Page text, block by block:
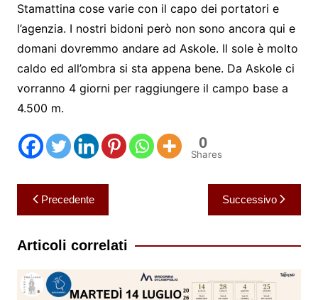
Stamattina cose varie con il capo dei portatori e
l’agenzia. I nostri bidoni però non sono ancora qui e
domani dovremmo andare ad Askole. Il sole è molto
caldo ed all’ombra si sta appena bene. Da Askole ci
vorranno 4 giorni per raggiungere il campo base a
4.500 m.
0
Shares
Navigazione
articoli
Precedente Successivo
Articoli correlati